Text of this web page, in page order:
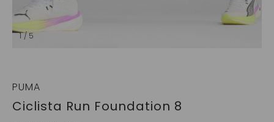
1 / 5
PUMA
Ciclista Run Foundation 8